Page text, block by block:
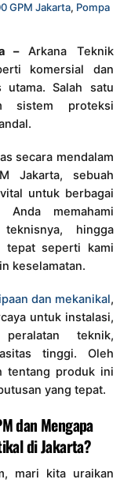
GPM Jakarta, Pompa
–Arkana Teknik
komersial dan
Salah satu
sistem proteksi
secara mendalam
Jakarta, sebuah
untuk berbagai
Anda memahami
hingga
tepat seperti kami
keselamatan.
dan mekanikal,
untuk instalasi,
teknik,
tinggi. Oleh
tentang produk ini
yang tepat.
dan Mengapa
di Jakarta?
mari kita uraikan